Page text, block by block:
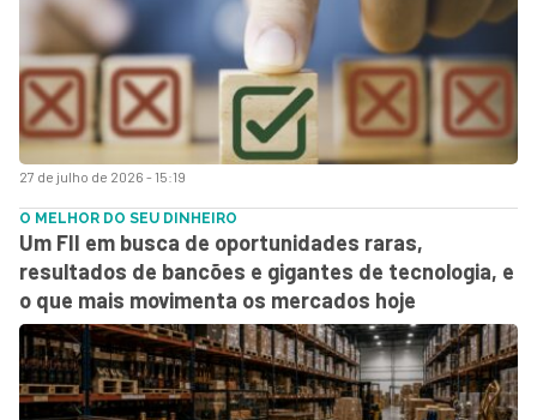
27 de julho de 2026 - 15:19
O MELHOR DO SEU DINHEIRO
Um FII em busca de oportunidades raras,
resultados de bancões e gigantes de tecnologia, e
o que mais movimenta os mercados hoje